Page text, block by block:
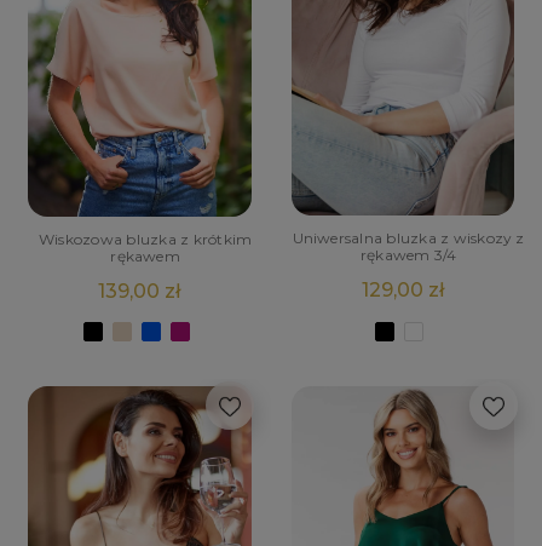
Wiskozowa bluzka z krótkim
rękawem
139,00 zł
Uniwersalna bluzka z wiskozy z
rękawem 3/4
129,00 zł